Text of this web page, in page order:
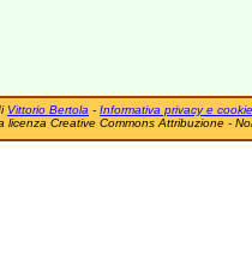
Vittorio Bertola - Informativa privacy e cookie
licenza Creative Commons Attribuzione -